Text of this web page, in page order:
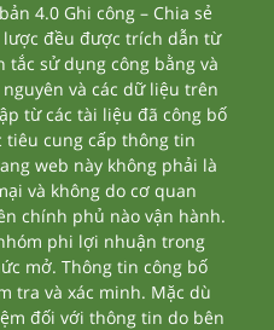
4.0 Ghi công – Chia sẻ
đều được trích dẫn từ
tắc sử dụng công bằng và
và các dữ liệu trên
từ các tài liệu đã công bố
tiêu cung cấp thông tin
web này không phải là
và không do cơ quan
chính phủ nào vận hành.
phi lợi nhuận trong
mở. Thông tin công bố
tra và xác minh. Mặc dù
đối với thông tin do bên